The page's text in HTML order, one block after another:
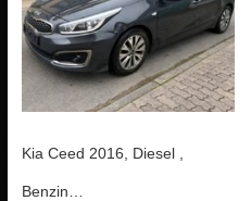
Kia Ceed 2016, Diesel ,
Benzin…